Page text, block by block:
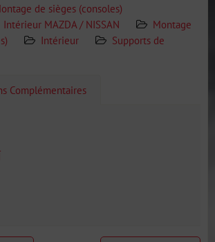
de sièges (consoles)
Intérieur MAZDA / NISSAN
Montage
Intérieur
Supports de
Complémentaires